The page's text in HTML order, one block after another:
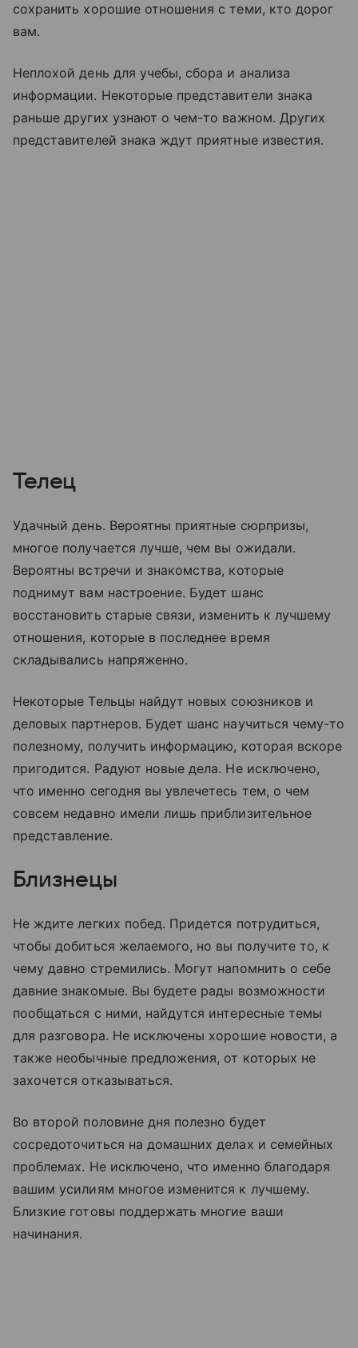
сохранить хорошие отношения с теми, кто дорог
вам.
Неплохой день для учебы, сбора и анализа
информации. Некоторые представители знака
раньше других узнают о чем-то важном. Других
представителей знака ждут приятные известия.
Телец
Удачный день. Вероятны приятные сюрпризы,
многое получается лучше, чем вы ожидали.
Вероятны встречи и знакомства, которые
поднимут вам настроение. Будет шанс
восстановить старые связи, изменить к лучшему
отношения, которые в последнее время
складывались напряженно.
Некоторые Тельцы найдут новых союзников и
деловых партнеров. Будет шанс научиться чему-то
полезному, получить информацию, которая вскоре
пригодится. Радуют новые дела. Не исключено,
что именно сегодня вы увлечетесь тем, о чем
совсем недавно имели лишь приблизительное
представление.
Близнецы
Не ждите легких побед. Придется потрудиться,
чтобы добиться желаемого, но вы получите то, к
чему давно стремились. Могут напомнить о себе
давние знакомые. Вы будете рады возможности
пообщаться с ними, найдутся интересные темы
для разговора. Не исключены хорошие новости, а
также необычные предложения, от которых не
захочется отказываться.
Во второй половине дня полезно будет
сосредоточиться на домашних делах и семейных
проблемах. Не исключено, что именно благодаря
вашим усилиям многое изменится к лучшему.
Близкие готовы поддержать многие ваши
начинания.